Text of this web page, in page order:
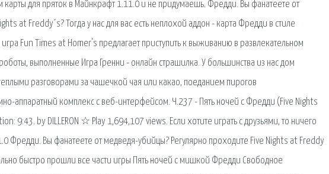
карты для пряток в Майнкрафт 1.11.0 и не придумаешь. Фредди. Вы фанатеете от
at Freddy´s? Тогда у нас для вас есть неплохой аддон - карта Фредди в стиле
Fun Times at Homer's предлагает приступить к выживанию в развлекательном
выполненные Игра Гренни - онлайн страшилка. У большинства из нас дом
разговорами за чашечкой чая или какао, поеданием пирогов
аппаратный комплекс с веб-интерфейсом. Ч.237 - Пять ночей с Фредди (Five Nights
9:43. by DILLERON ☆ Play 1,694,107 views. Если хотите играть с друзьями, то ничего
Фредди. Вы фанатеете от медведя-убийцы? Регулярно проходите Five Nights at Freddy
быстро прошли все части игры Пять ночей с мишкой Фредди Свободное